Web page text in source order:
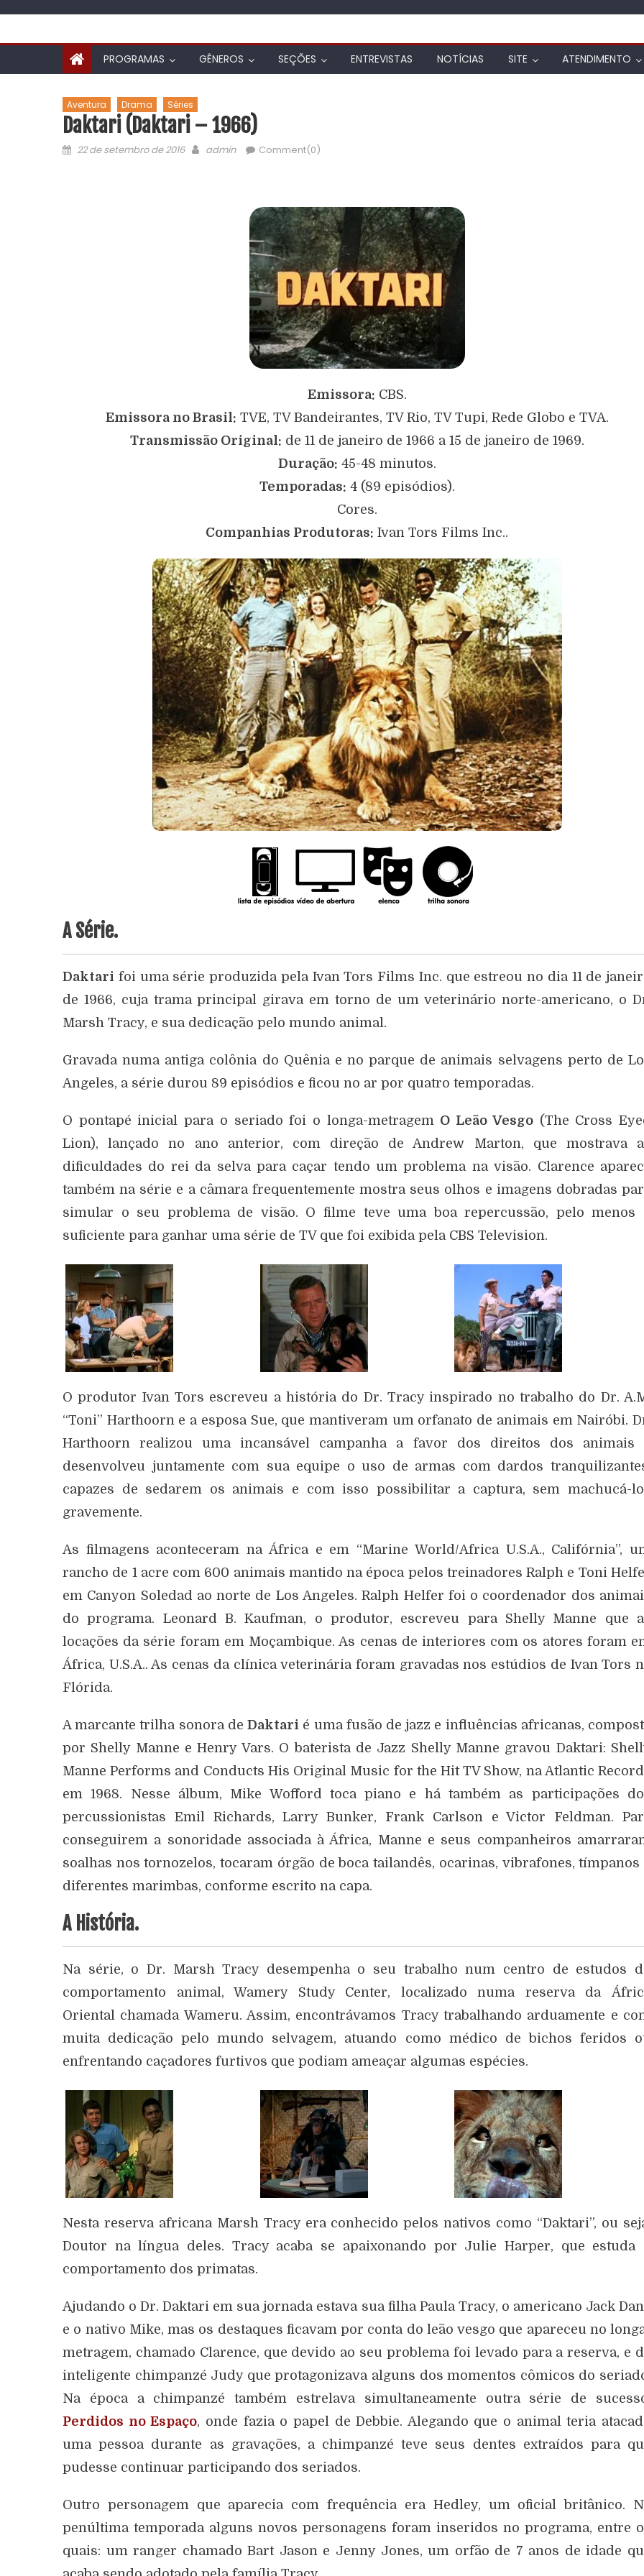
PROGRAMAS GÊNEROS SEÇÕES ENTREVISTAS NOTÍCIAS SITE ATENDIMENTO
Aventura Drama Séries
Daktari (Daktari – 1966)
22 de setembro de 2016 admin Comment(0)
Emissora: CBS.
Emissora no Brasil: TVE, TV Bandeirantes, TV Rio, TV Tupi, Rede Globo e TVA.
Transmissão Original: de 11 de janeiro de 1966 a 15 de janeiro de 1969.
Duração: 45-48 minutos.
Temporadas: 4 (89 episódios).
Cores.
Companhias Produtoras: Ivan Tors Films Inc..
A Série.
Daktari foi uma série produzida pela Ivan Tors Films Inc. que estreou no dia 11 de
de 1966, cuja trama principal girava em torno de um veterinário norte-americano, o
Marsh Tracy, e sua dedicação pelo mundo animal.
Gravada numa antiga colônia do Quênia e no parque de animais selvagens perto de
Angeles, a série durou 89 episódios e ficou no ar por quatro temporadas.
O pontapé inicial para o seriado foi o longa-metragem O Leão Vesgo(The Cross
Lion), lançado no ano anterior, com direção de Andrew Marton, que mostrava
dificuldades do rei da selva para caçar tendo um problema na visão. Clarence
também na série e a câmara frequentemente mostra seus olhos e imagens dobradas
simular o seu problema de visão. O filme teve uma boa repercussão, pelo menos
suficiente para ganhar uma série de TV que foi exibida pela CBS Television.
O produtor Ivan Tors escreveu a história do Dr. Tracy inspirado no trabalho do Dr.
“Toni” Harthoorn e a esposa Sue, que mantiveram um orfanato de animais em Nairóbi.
Harthoorn realizou uma incansável campanha a favor dos direitos dos animais
desenvolveu juntamente com sua equipe o uso de armas com dardos
capazes de sedarem os animais e com isso possibilitar a captura, sem machucá-
gravemente.
As filmagens aconteceram na África e em “Marine World/Africa U.S.A., Califórnia”,
rancho de 1 acre com 600 animais mantido na época pelos treinadores Ralph e Toni
em Canyon Soledad ao norte de Los Angeles. Ralph Helfer foi o coordenador dos
do programa. Leonard B. Kaufman, o produtor, escreveu para Shelly Manne que
locações da série foram em Moçambique. As cenas de interiores com os atores foram
África, U.S.A.. As cenas da clínica veterinária foram gravadas nos estúdios de Ivan Tors
Flórida.
A marcante trilha sonora deDaktari é uma fusão de jazz e influências africanas,
por Shelly Manne e Henry Vars. O baterista de Jazz Shelly Manne gravou Daktari:
Manne Performs and Conducts His Original Music for the Hit TV Show, na Atlantic
em 1968. Nesse álbum, Mike Wofford toca piano e há também as participações
percussionistas Emil Richards, Larry Bunker, Frank Carlson e Victor Feldman.
conseguirem a sonoridade associada à África, Manne e seus companheiros
soalhas nos tornozelos, tocaram órgão de boca tailandês, ocarinas, vibrafones, tímpanos
diferentes marimbas, conforme escrito na capa.
A História.
Na série, o Dr. Marsh Tracy desempenha o seu trabalho num centro de estudos
comportamento animal, Wamery Study Center, localizado numa reserva da
Oriental chamada Wameru. Assim, encontrávamos Tracy trabalhando arduamente e
muita dedicação pelo mundo selvagem, atuando como médico de bichos feridos
enfrentando caçadores furtivos que podiam ameaçar algumas espécies.
Nesta reserva africana Marsh Tracy era conhecido pelos nativos como “Daktari”, ou
Doutor na língua deles. Tracy acaba se apaixonando por Julie Harper, que estuda
comportamento dos primatas.
Ajudando o Dr. Daktari em sua jornada estava sua filha Paula Tracy, o americano Jack
e o nativo Mike, mas os destaques ficavam por conta do leão vesgo que apareceu no
metragem, chamado Clarence, que devido ao seu problema foi levado para a reserva, e
inteligente chimpanzé Judy que protagonizava alguns dos momentos cômicos do
Na época a chimpanzé também estrelava simultaneamente outra série de
Perdidos no Espaço, onde fazia o papel de Debbie. Alegando que o animal teria
uma pessoa durante as gravações, a chimpanzé teve seus dentes extraídos para
pudesse continuar participando dos seriados.
Outro personagem que aparecia com frequência era Hedley, um oficial britânico.
penúltima temporada alguns novos personagens foram inseridos no programa, entre
quais: um ranger chamado Bart Jason e Jenny Jones, um orfão de 7 anos de idade